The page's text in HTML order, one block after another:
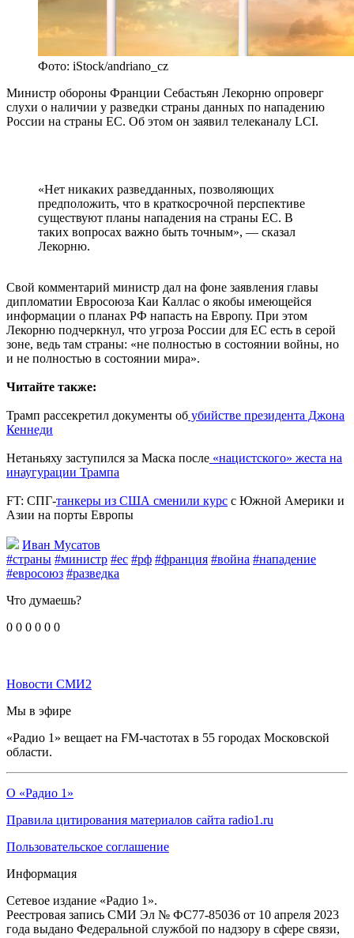
Фото: iStock/andriano_cz
Министр обороны Франции Себастьян Лекорню опроверг
слухи о наличии у разведки страны данных по нападению
России на страны ЕС. Об этом он заявил телеканалу LCI.
«Нет никаких разведданных, позволяющих
предположить, что в краткосрочной перспективе
существуют планы нападения на страны ЕС. В
таких вопросах важно быть точным», — сказал
Лекорню.
Свой комментарий министр дал на фоне заявления главы
дипломатии Евросоюза Каи Каллас о якобы имеющейся
информации о планах РФ напасть на Европу. При этом
Лекорню подчеркнул, что угроза России для ЕС есть в серой
зоне, ведь там страны: «не полностью в состоянии войны, но
и не полностью в состоянии мира».
Читайте также:
Трамп рассекретил документы об убийстве президента Джона
Кеннеди
Нетаньяху заступился за Маска после «нацистского» жеста на
инаугурации Трампа
FT: СПГ-танкеры из США сменили курс с Южной Америки и
Азии на порты Европы
Иван Мусатов
#страны #министр #ес #рф #франция #война #нападение
#евросоюз #разведка
Что думаешь?
0 0 0 0 0 0
Новости СМИ2
Мы в эфире
«Радио 1» вещает на FM-частотах в 55 городах Московской
области.
О «Радио 1»
Правила цитирования материалов сайта radio1.ru
Пользовательское соглашение
Информация
Сетевое издание «Радио 1».
Реестровая запись СМИ Эл № ФС77-85036 от 10 апреля 2023
года выдано Федеральной службой по надзору в сфере связи,